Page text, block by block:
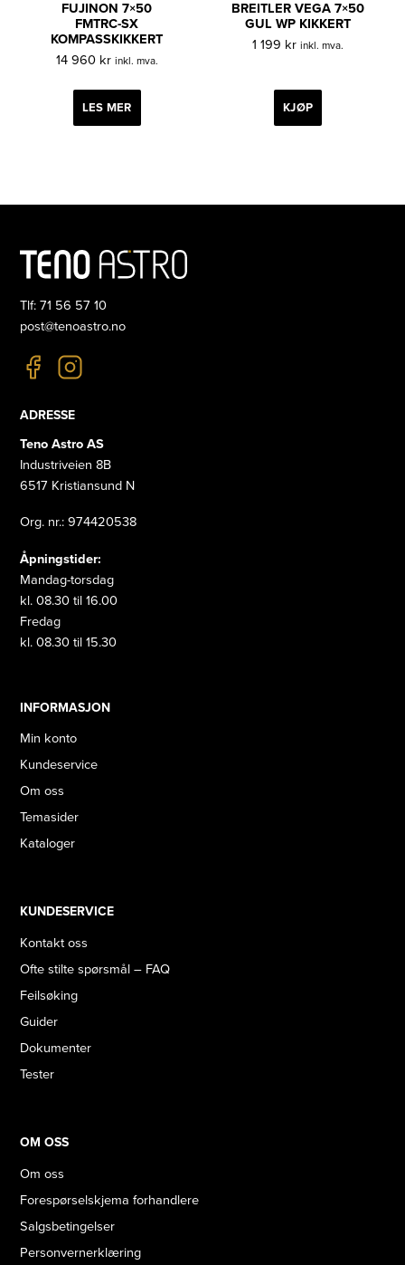
FUJINON 7×50
FMTRC-SX
KOMPASSKIKKERT
14 960 kr inkl. mva.
LES MER
BREITLER VEGA 7×50
GUL WP KIKKERT
1 199 kr inkl. mva.
KJØP
Tlf: 71 56 57 10
post@tenoastro.no
ADRESSE
Teno Astro AS
Industriveien 8B
6517 Kristiansund N
Org. nr.: 974420538
Åpningstider:
Mandag-torsdag
kl. 08.30 til 16.00
Fredag
kl. 08.30 til 15.30
INFORMASJON
Min konto
Kundeservice
Om oss
Temasider
Kataloger
KUNDESERVICE
Kontakt oss
Ofte stilte spørsmål – FAQ
Feilsøking
Guider
Dokumenter
Tester
OM OSS
Om oss
Forespørselskjema forhandlere
Salgsbetingelser
Personvernerklæring